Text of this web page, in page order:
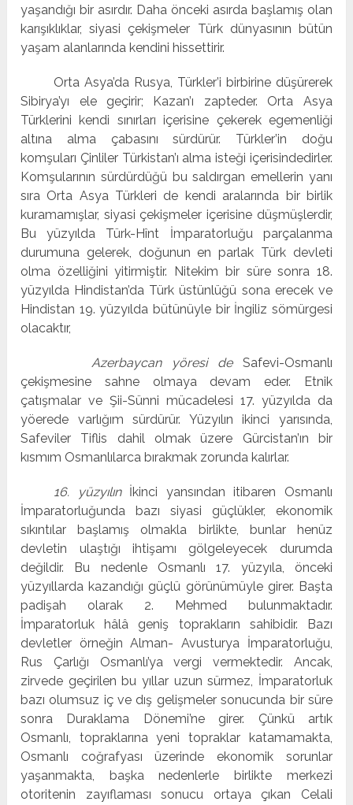
yaşandığı bir asırdır. Daha önceki asırda başlamış olan
karışıklıklar, siyasi çekişmeler Türk dünyasının bütün
yaşam alanlarında kendini hissettirir.
Orta Asya’da Rusya, Türkler’i birbirine düşürerek
Sibirya’yı ele geçirir; Kazan’ı zapteder. Orta Asya
Türklerini kendi sınırları içerisine çekerek egemenliği
altına alma çabasını sürdürür. Türkler’in doğu
komşuları Çinliler Türkistan’ı alma isteği içerisindedirler.
Komşularının sürdürdüğü bu saldırgan emellerin yanı
sıra Orta Asya Türkleri de kendi aralarında bir birlik
kuramamışlar, siyasi çekişmeler içerisine düşmüşlerdir,
Bu yüzyılda Türk-Hînt İmparatorluğu parçalanma
durumuna gelerek, doğunun en parlak Türk devleti
olma özelliğini yitirmiştir. Nitekim bir süre sonra 18.
yüzyılda Hindistan’da Türk üstünlüğü sona erecek ve
Hindistan 19. yüzyılda bütünüyle bir İngiliz sömürgesi
olacaktır,
Azerbaycan yöresi deSafevi-Osmanlı
çekişmesine sahne olmaya devam eder. Etnik
çatışmalar ve Şii-Sünni mücadelesi 17. yüzyılda da
yöerede varlığım sürdürür. Yüzyılın ikinci yarısında,
Safeviler Tiflis dahil olmak üzere Gürcistan’ın bir
kısmım Osmanlılarca bırakmak zorunda kalırlar.
16. yüzyılınİkinci yansından itibaren Osmanlı
İmparatorluğunda bazı siyasi güçlükler, ekonomik
sıkıntılar başlamış olmakla birlikte, bunlar henüz
devletin ulaştığı ihtişamı gölgeleyecek durumda
değildir. Bu nedenle Osmanlı 17. yüzyıla, önceki
yüzyıllarda kazandığı güçlü görünümüyle girer. Başta
padişah olarak 2. Mehmed bulunmaktadır.
İmparatorluk hâlâ geniş toprakların sahibidir. Bazı
devletler örneğin Alman- Avusturya İmparatorluğu,
Rus Çarlığı Osmanlı’ya vergi vermektedir. Ancak,
zirvede geçirilen bu yıllar uzun sürmez, İmparatorluk
bazı olumsuz iç ve dış gelişmeler sonucunda bir süre
sonra Duraklama Dönemi’ne girer. Çünkü artık
Osmanlı, topraklarına yeni topraklar katamamakta,
Osmanlı coğrafyası üzerinde ekonomik sorunlar
yaşanmakta, başka nedenlerle birlikte merkezi
otoritenin zayıflaması sonucu ortaya çıkan Celali